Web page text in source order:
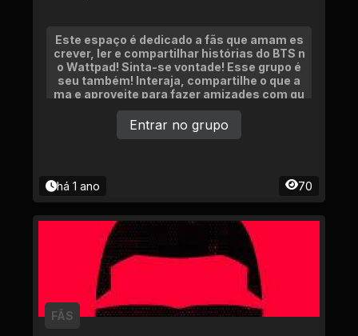
Este espaço é dedicado a fãs que amam es
crever, ler e compartilhar histórias do BTS n
o Wattpad! Sinta-se vontade! Esse grupo é
seu também! Interaja, compartilhe o que a
ma e aproveite para fazer amizades com qu
em também vibra com o BTS e a escrita.
há 1 ano 70
Entrar no grupo
FÃS